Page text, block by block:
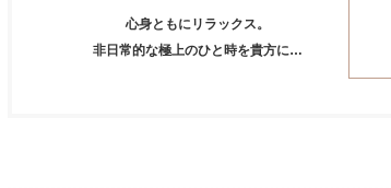
心身ともにリラックス。
非日常的な極上のひと時を貴方に…